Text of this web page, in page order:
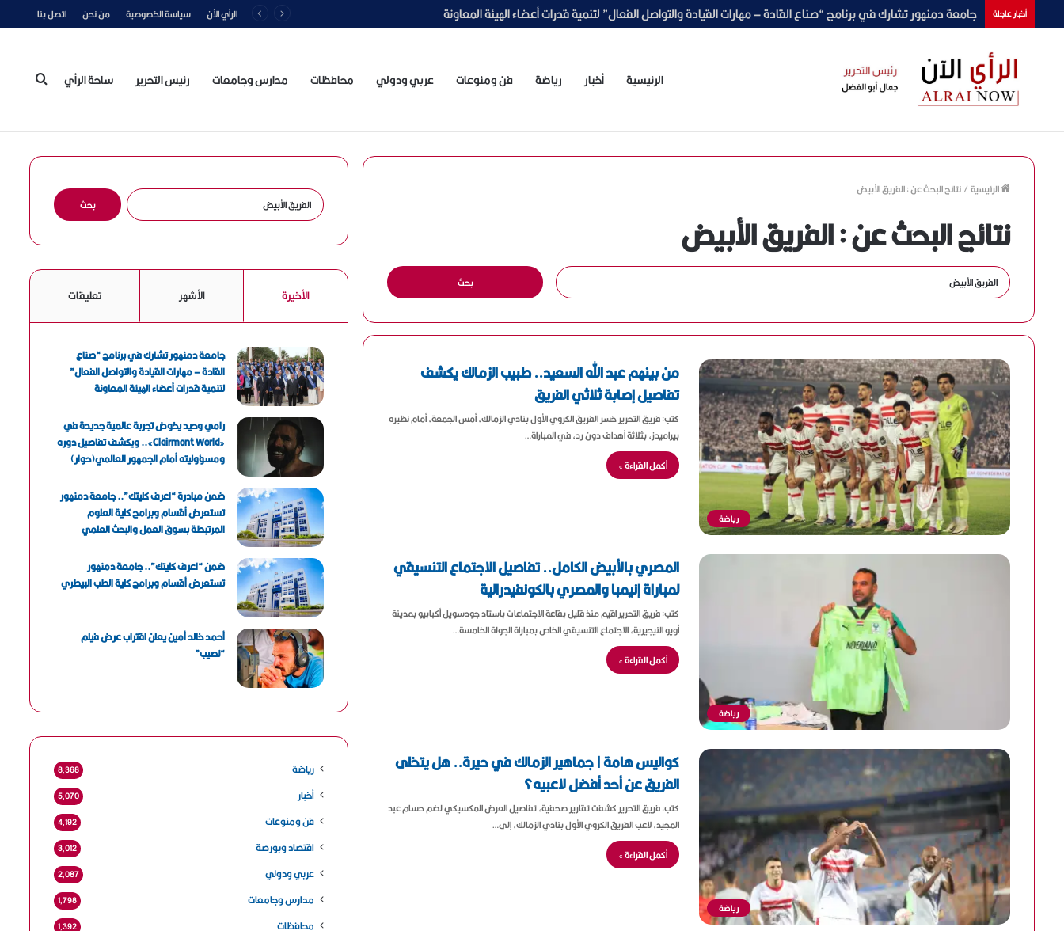
أخبار عاجلة رامي وحيد يخوض تجربة عالمية جديدة في «Clairmont World».. ويكشف تفاصيل دوره ومسؤوليته أمام الجمهور العالمي(حوار) الرأي الآن سياسة الخصوصية من نحن اتصل بنا
الرئيسية أخبار رياضة فن ومنوعات عربي ودولي محافظات مدارس وجامعات رئيس التحرير ساحة الرأي
الرئيسية/نتائج البحث عن : الفريق الأبيض
نتائج البحث عن :الفريق الأبيض
ح
ث
ن
:
رياضة
من بينهم عبد الله السعيد.. طبيب الزمالك يكشف
تفاصيل إصابة ثلاثي الفريق
كتب: فريق التحرير خسر الفريق الكروي الأول بنادي الزمالك، أمس الجمعة، أمام نظيره
بيراميدز، بثلاثة أهداف دون رد، في المباراة…
أكمل القراءة »
رياضة
المصري بالأبيض الكامل.. تفاصيل الاجتماع التنسيقي
لمباراة إنيمبا والمصري بالكونفيدرالية
كتب: فريق التحرير اقيم منذ قليل بقاعة الاجتماعات باستاد جودسويل أكبابيو بمدينة
أويو النيجيرية، الاجتماع التنسيقي الخاص بمباراة الجولة الخامسة…
أكمل القراءة »
رياضة
كواليس هامة | جماهير الزمالك في حيرة.. هل يتخلى
الفريق عن أحد أفضل لاعبيه؟
كتب: فريق التحرير كشفت تقارير صحفية، تفاصيل العرض المكسيكي لضم حسام عبد
المجيد، لاعب الفريق الكروي الأول بنادي الزمالك، إلى…
أكمل القراءة »
ا
ل
ح
الأخيرة الأشهر تعليقات
جامعة دمنهور تشارك في برنامج “صناع
القادة – مهارات القيادة والتواصل الفعال”
لتنمية قدرات أعضاء الهيئة المعاونة
رامي وحيد يخوض تجربة عالمية جديدة في
«Clairmont World».. ويكشف تفاصيل دوره
ومسؤوليته أمام الجمهور العالمي(حوار)
ضمن مبادرة “اعرف كليتك”.. جامعة دمنهور
تستعرض أقسام وبرامج كلية العلوم
المرتبطة بسوق العمل والبحث العلمي
ضمن “اعرف كليتك”.. جامعة دمنهور
تستعرض أقسام وبرامج كلية الطب البيطري
أحمد خالد أمين يعلن اقتراب عرض فيلم
“نصيب”
رياضة 8٬368
أخبار 5٬070
فن ومنوعات 4٬192
اقتصاد وبورصة 3٬012
عربي ودولي 2٬087
مدارس وجامعات 1٬798
محافظات 1٬392